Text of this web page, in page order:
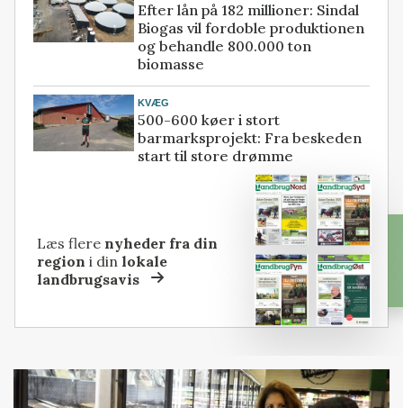
Efter lån på 182 millioner: Sindal
Biogas vil fordoble produktionen
og behandle 800.000 ton
biomasse
KVÆG
500-600 køer i stort
barmarksprojekt: Fra beskeden
start til store drømme
Læs flere nyheder fra din
region i dinlokale
landbrugsavis